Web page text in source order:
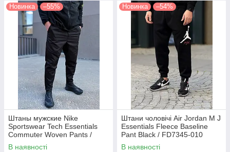
Новинка –55%
Штаны мужские Nike
Sportswear Tech Essentials
Commuter Woven Pants /
DH4225-010
В наявності
Новинка –54%
Штани чоловічі Air Jordan M J
Essentials Fleece Baseline
Pant Black / FD7345-010
В наявності